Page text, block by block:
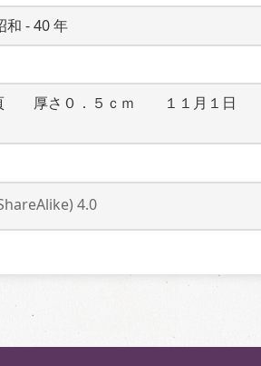
和 - 40 年
　　厚さ０．５ｃｍ　　１１月１日
4.0